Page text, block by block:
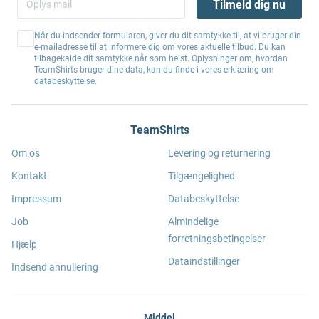
Tilmeld dig nu
Når du indsender formularen, giver du dit samtykke til, at vi bruger din
e-mailadresse til at informere dig om vores aktuelle tilbud. Du kan
tilbagekalde dit samtykke når som helst. Oplysninger om, hvordan
TeamShirts bruger dine data, kan du finde i vores erklæring om
databeskyttelse.
TeamShirts
Om os
Kontakt
Impressum
Job
Hjælp
Indsend annullering
Levering og returnering
Tilgængelighed
Databeskyttelse
Almindelige
forretningsbetingelser
Dataindstillinger